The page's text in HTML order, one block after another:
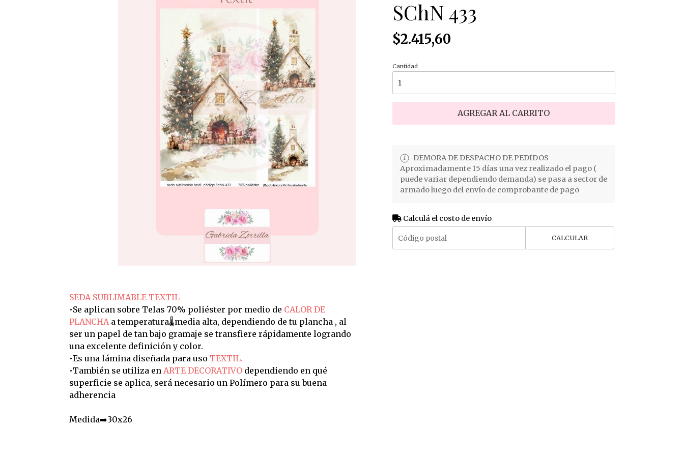
SEDA SUBLIMABLE TEXTIL
•Se aplican sobre Telas 70% poliéster por medio de CALOR DE
PLANCHA a temperatura🌡️media alta, dependiendo de tu plancha , al
ser un papel de tan bajo gramaje se transfiere rápidamente logrando
una excelente definición y color.
•Es una lámina diseñada para uso TEXTIL.
•También se utiliza en ARTE DECORATIVO dependiendo en qué
superficie se aplica, será necesario un Polímero para su buena
adherencia
Medida➡️30x26
SChN 433
$2.415,60
Cantidad
AGREGAR AL CARRITO
DEMORA DE DESPACHO DE PEDIDOS
Aproximadamente 15 días una vez realizado el pago (
puede variar dependiendo demanda) se pasa a sector de
armado luego del envío de comprobante de pago
Calculá el costo de envío
CALCULAR